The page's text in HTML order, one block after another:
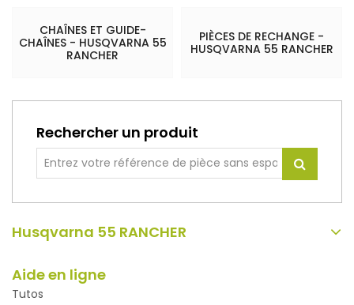
CHAÎNES ET GUIDE-
CHAÎNES - HUSQVARNA 55
RANCHER
PIÈCES DE RECHANGE -
HUSQVARNA 55 RANCHER
Rechercher un produit
Husqvarna 55 RANCHER
Aide en ligne
Tutos